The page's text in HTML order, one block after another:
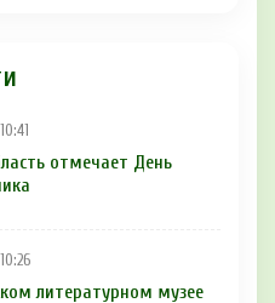
отмечает День
литературном музее